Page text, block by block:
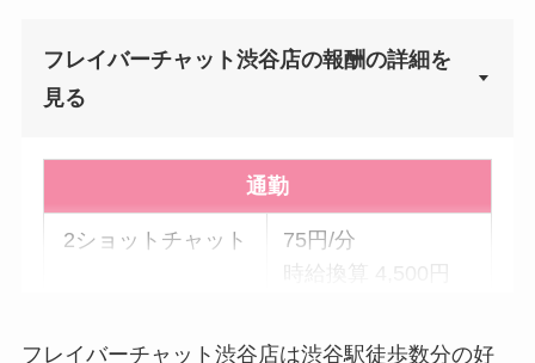
フレイバーチャット渋谷店の報酬の詳細を
見る
▼
通勤
2ショットチャット
75円/分
時給換算 4,500円
フレイバーチャット渋谷店は渋谷駅徒歩数分の好